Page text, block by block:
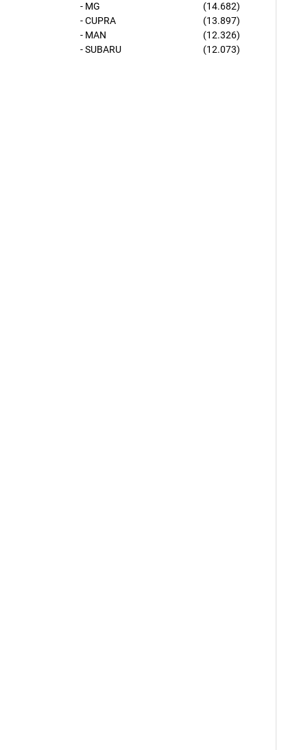
- MG
(14.682)
- CUPRA
(13.897)
- MAN
(12.326)
- SUBARU
(12.073)